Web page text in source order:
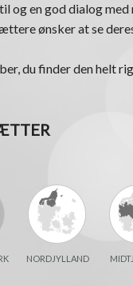
og en god dialog med
ønsker at se
du finder den helt
NORDJYLLAND